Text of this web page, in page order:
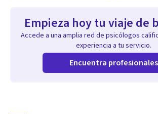
Empieza hoy tu viaje de
Accede a una amplia red de psicólogos
experiencia a tu servicio.
Encuentra profesionales